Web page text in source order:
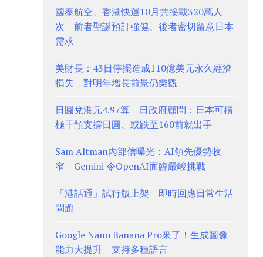
國泰航空、香港快運10月共接載320萬人
次 前者聖誕預訂強健、後者密切留意日本
需求
美財長：43日停擺造成110億美元永久經濟
損失 對明年增長前景仍樂觀
日圓兌港元4.97算 日政府顧問：日本可積
極干預支撐日圓、或跌至160前就出手
Sam Altman內部信曝光：AI領先優勢收
窄 Gemini 令OpenAI面臨嚴峻挑戰
「港話通」試行版上架 即時回應日常生活
問題
Google Nano Banana Pro來了！生成圖像
能力大提升 支持多種語言